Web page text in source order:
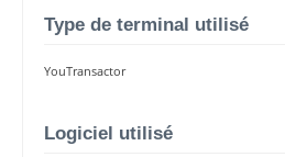
Type de terminal utilisé
YouTransactor
Logiciel utilisé